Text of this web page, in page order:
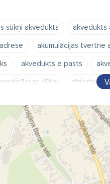
sūkņi akvedukts akvedukts
akumulācijas tvertne
akvedukts e pasts
sūkņi dziļurbuma
ūdens sūkņi
ģeneratori
izplešanās tvertnes
tvertnes krāni
termoreleji